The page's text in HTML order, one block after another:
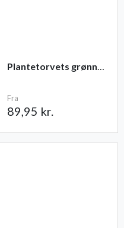
Plantetorvets grønne vandingspose 75 liter
Fra
89,95 kr.